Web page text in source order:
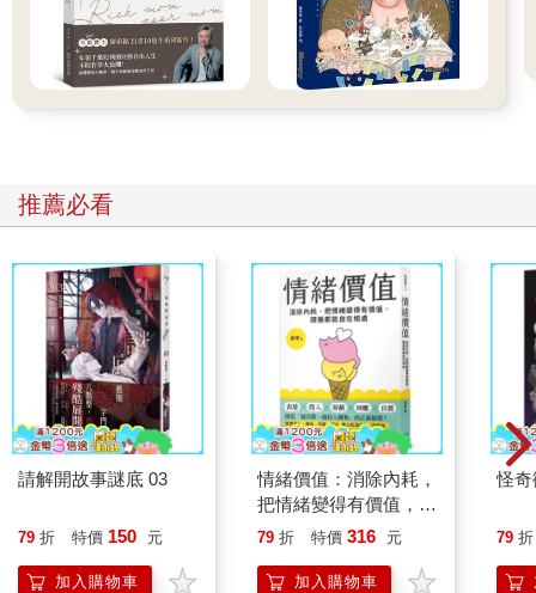
推薦必看
請解開故事謎底 03
79 折 特價 150 元
加入購物車
情緒價值：消除內耗，
把情緒變得有價值，跟
誰都能自在相處
79 折 特價 316 元
加入購物車
怪
79 折